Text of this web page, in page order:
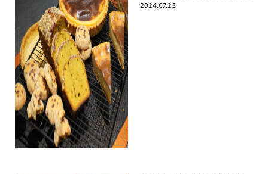
2024.07.23